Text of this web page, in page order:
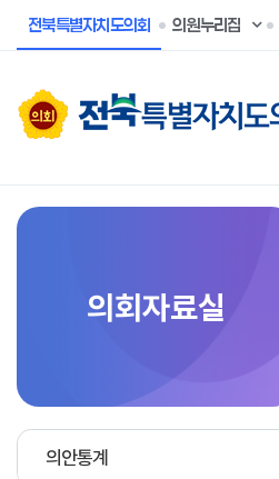
전북특별자치도의회 의원누리집
의회자료실
의안통계